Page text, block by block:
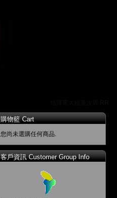
購物籃 Cart
您尚未選購任何商品.
客戶資訊 Customer Group Info